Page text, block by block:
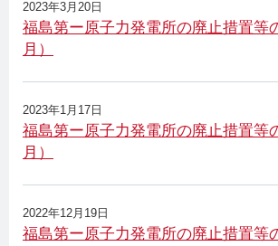
2023年3月20日
福島第ー原子力発電所の廃止措置等
月）
2023年1月17日
福島第ー原子力発電所の廃止措置等
月）
2022年12月19日
福島第ー原子力発電所の廃止措置等